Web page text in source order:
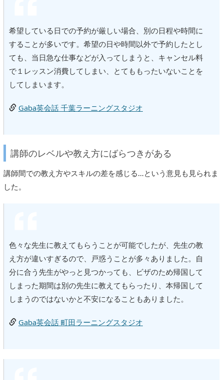
希望している日での予約が厳しい場合、別の日程や時間に
することが多いです。希望の日や時間以外で予約したとし
ても、当日急な仕事などが入ってしまうと、キャンセル料
で１レッスン消費してしまい、とてももったいないことを
してしまいます。
Gaba英会話 千葉ラーニングスタジオ
講師のレベルや教え方にばらつきがある
講師間での教え方やスキルの差を感じる…という意見も見られま
した。
色々な先生に教えてもらうことが可能でしたが、先生の教
え方が違いすぎるので、戸惑うことが多々ありました。自
分に合う先生がやっと見つかっても、ビザのため帰国して
しまった期間は別の先生に教えてもらったり、本帰国して
しまうのではないかと不安になることもありました。
Gaba英会話 町田ラーニングスタジオ